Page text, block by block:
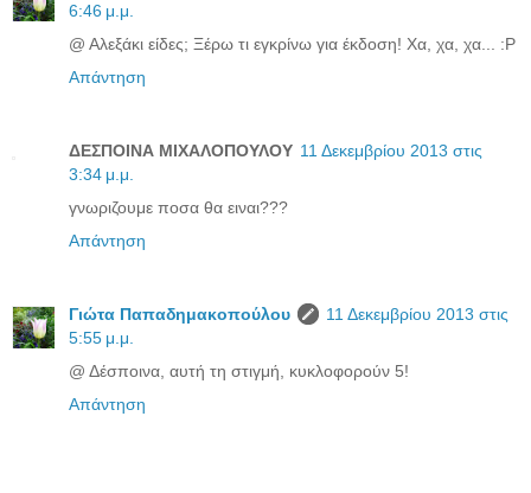
6:46 μ.μ.
@ Αλεξάκι είδες; Ξέρω τι εγκρίνω για έκδοση! Χα, χα, χα... :P
Απάντηση
ΔΕΣΠΟΙΝΑ ΜΙΧΑΛΟΠΟΥΛΟΥ 11 Δεκεμβρίου 2013 στις
3:34 μ.μ.
γνωριζουμε ποσα θα ειναι???
Απάντηση
Γιώτα Παπαδημακοπούλου
11 Δεκεμβρίου 2013 στις
5:55 μ.μ.
@ Δέσποινα, αυτή τη στιγμή, κυκλοφορούν 5!
Απάντηση